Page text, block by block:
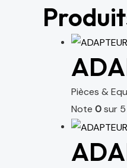
Pièces &
Note 0sur 5